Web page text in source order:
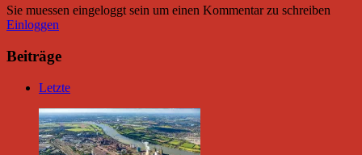
Sie muessen eingeloggt sein um einen Kommentar zu schreiben
Einloggen
Beiträge
Letzte